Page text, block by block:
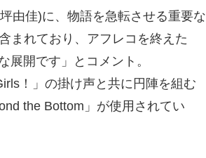
由佳)に、物語を急転させる重要な
まれており、アフレコを終えた
展開です」とコメント。
！」の掛け声と共に円陣を組む
the Bottom」が使用されてい